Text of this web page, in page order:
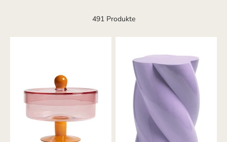
491 Produkte